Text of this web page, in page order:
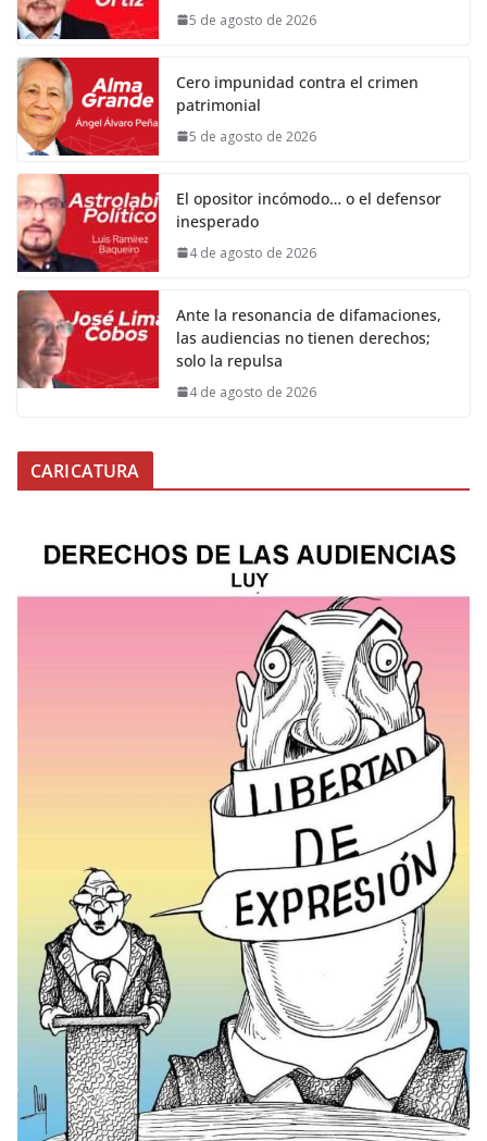
5 de agosto de 2026
Cero impunidad contra el crimen
patrimonial
5 de agosto de 2026
El opositor incómodo… o el defensor
inesperado
4 de agosto de 2026
Ante la resonancia de difamaciones,
las audiencias no tienen derechos;
solo la repulsa
4 de agosto de 2026
CARICATURA